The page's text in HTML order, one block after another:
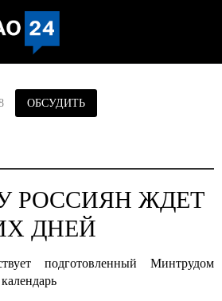
ОБСУДИТЬ
РОССИЯН ЖДЕТ
ДНЕЙ
подготовленный Минтрудом